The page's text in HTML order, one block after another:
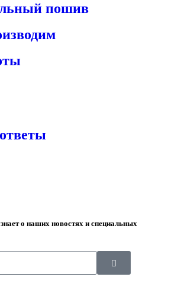
пошив
о наших новостях и специальных